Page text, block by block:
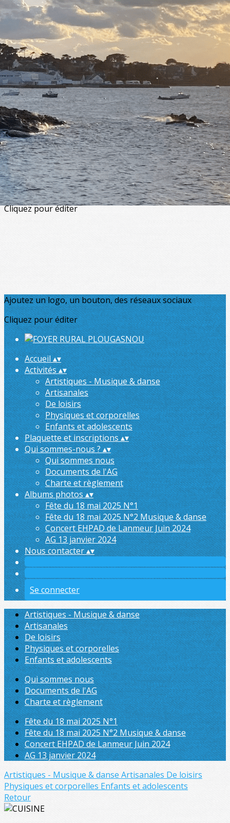
Exporter les lignes sélectionnées
Exporter toutes les colonnes
Exporter uniquement les colonnes affichées
Menu
<
>
Artistiques - Musique & danse
Artisanales
De loisirs
Physiques et corporelles
Enfants et adolescents
?>
Images de la page d'accueil
Cliquez pour éditer
Ajoutez un logo, un bouton, des réseaux sociaux
Cliquez pour éditer
Accueil▴▾
Activités▴▾
Artistiques - Musique & danse
Artisanales
De loisirs
Physiques et corporelles
Enfants et adolescents
Plaquette et inscriptions▴▾
Qui sommes-nous ?▴▾
Qui sommes nous
Documents de l'AG
Charte et règlement
Albums photos▴▾
Fête du 18 mai 2025 N°1
Fête du 18 mai 2025 N°2 Musique & danse
Concert EHPAD de Lanmeur Juin 2024
AG 13 janvier 2024
Nous contacter▴▾
Se connecter
Artistiques - Musique & danse
Artisanales
De loisirs
Physiques et corporelles
Enfants et adolescents
Qui sommes nous
Documents de l'AG
Charte et règlement
Fête du 18 mai 2025 N°1
Fête du 18 mai 2025 N°2 Musique & danse
Concert EHPAD de Lanmeur Juin 2024
AG 13 janvier 2024
Artistiques - Musique & danse Artisanales De loisirs
Physiques et corporelles Enfants et adolescents
Retour